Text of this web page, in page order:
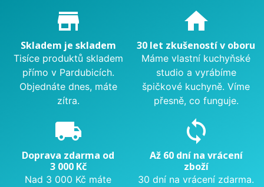
Proč nakupovat u nás?
store_mall_directory
Skladem je skladem
Tisíce produktů skladem
přímo v Pardubicích.
Objednáte dnes, máte
zítra.
home
30 let zkušeností v oboru
Máme vlastní kuchyňské
studio a vyrábíme
špičkové kuchyně. Víme
přesně, co funguje.
local_shipping
Doprava zdarma od
3 000 Kč
Nad 3 000 Kč máte
sync
Až 60 dní na vrácení
zboží
30 dní na vrácení zdarma.